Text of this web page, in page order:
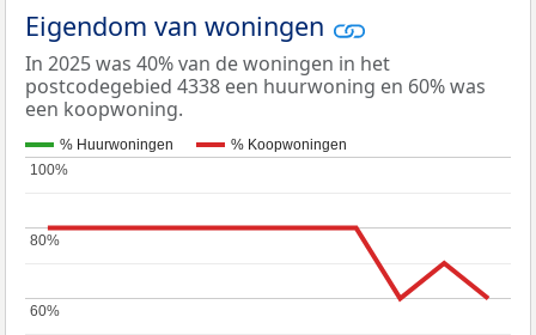
Eigendom van woningen
In 2025 was 40% van de woningen in het
postcodegebied 4338 een huurwoning en 60% was
een koopwoning.
% Huurwoningen % Koopwoningen
60%
60%
80%
80%
100%
100%